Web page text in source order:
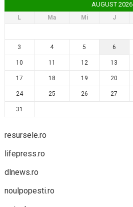
AUGUST 2026
L Ma Mi J
3 4 5 6
10 11 12 13
17 18 19 20
24 25 26 27
31
resursele.ro
lifepress.ro
dlnews.ro
noulpopesti.ro